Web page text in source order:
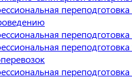
переподготовка